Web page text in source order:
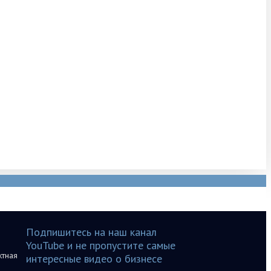
Подпишитесь на наш канал
YouTube и не пропустите самые
интересные видео о бизнесе